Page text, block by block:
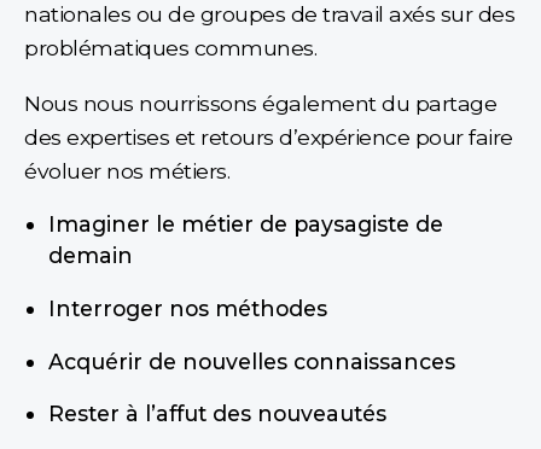
nationales ou de groupes de travail axés sur des
problématiques communes.
Nous nous nourrissons également du partage
des expertises et retours d’expérience pour faire
évoluer nos métiers.
Imaginer le métier de paysagiste de
demain
Interroger nos méthodes
Acquérir de nouvelles connaissances
Rester à l’affut des nouveautés